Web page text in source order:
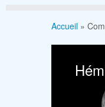
Accueil »